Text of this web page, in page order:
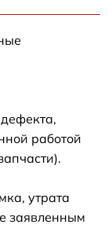
работой
утрата
заявленным